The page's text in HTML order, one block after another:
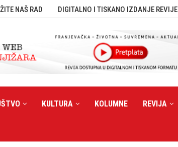
NAŠ RAD DIGITALNO I TISKANO IZDANJE REVIJE
KULTURA KOLUMNE REVIJA